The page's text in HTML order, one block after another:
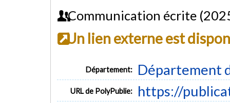
Communication écrite
Un lien externe est
Département: Département
URL de PolyPublie: https://